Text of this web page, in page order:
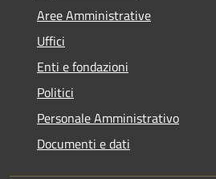
Aree Amministrative
Uffici
Enti e fondazioni
Politici
Personale Amministrativo
Documenti e dati